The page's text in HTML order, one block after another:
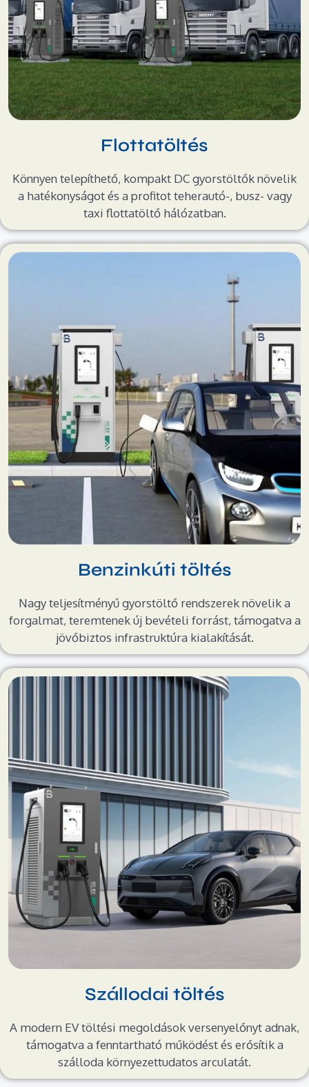
Flottatöltés
Könnyen telepíthető, kompakt DC gyorstöltők növelik
a hatékonyságot és a profitot teherautó-, busz- vagy
taxi flottatöltő hálózatban.
Benzinkúti töltés
Nagy teljesítményű gyorstöltő rendszerek növelik a
forgalmat, teremtenek új bevételi forrást, támogatva a
jövőbiztos infrastruktúra kialakítását.
Szállodai töltés
A modern EV töltési megoldások versenyelőnyt adnak,
támogatva a fenntartható működést és erősítik a
szálloda környezettudatos arculatát.